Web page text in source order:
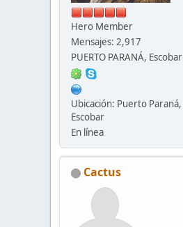
Hero Member
Mensajes: 2,917
PUERTO PARANÁ, Escobar
Ubicación: Puerto Paraná,
Escobar
En línea
Cactus